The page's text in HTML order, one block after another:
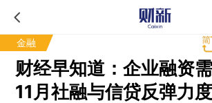
金融
财经早知道：企业融资
11月社融与信贷反弹力